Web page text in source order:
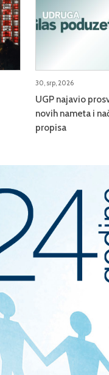
30, srp, 2026
UGP najavio
novih nameta i
propisa